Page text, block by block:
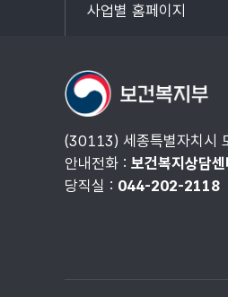
사업별 홈페이지
목록
(30113) 세종특별자치시
안내전화 : 보건복지상담
당직실 : 044-202-2118